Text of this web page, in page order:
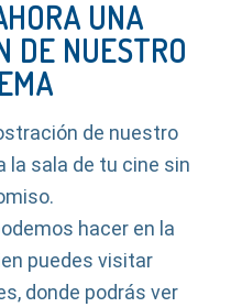
UNA
DE NUESTRO
de nuestro
sala de tu cine sin
hacer en la
puedes visitar
donde podrás ver